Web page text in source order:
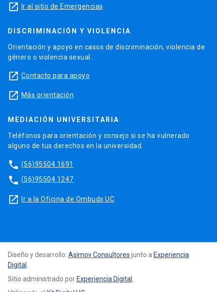
launch Ir al sitio de Emergencias
DISCRIMINACIÓN Y VIOLENCIA
Orientación y apoyo en casos de discriminación, violencia de
género o violencia sexual.
launch Contacto para apoyo
launch Más orientación
MEDIACIÓN UNIVERSITARIA
Teléfonos para orientación y consejo si se ha vulnerado
alguno de tus derechos en la universidad.
phone (56)95504 1691
phone (56)95504 1247
launch Ir a la Oficina de Ombuds UC
Diseño y desarrollo: Asimov Consultores junto a Experiencia
Digital
Sitio administrado porExperiencia Digital